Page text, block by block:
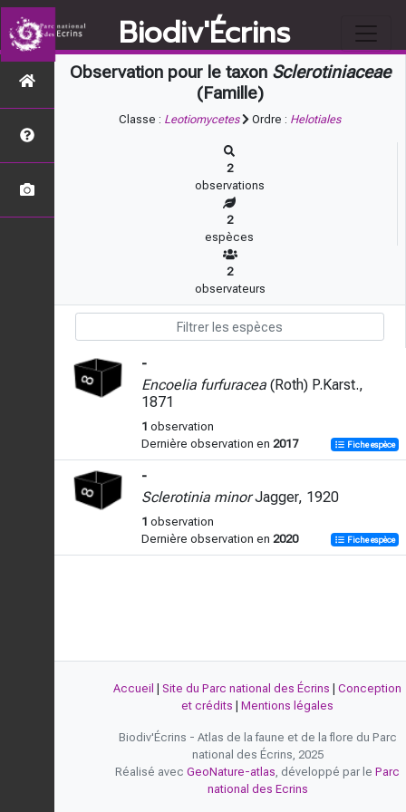
Biodiv'Écrins
Observation pour le taxon Sclerotiniaceae
(Famille)
Classe : Leotiomycetes Ordre : Helotiales
2
observations
2
espèces
2
observateurs
-
Encoelia furfuracea (Roth) P.Karst.,
1871
1 observation
Dernière observation en 2017 Fiche espèce
-
Sclerotinia minorJagger, 1920
1 observation
Dernière observation en 2020 Fiche espèce
Accueil Site du Parc national des Écrins
Conception
et crédits
Mentions légales
Biodiv'Écrins - Atlas de la faune et de la flore du Parc
national des Écrins, 2025
Réalisé avec GeoNature-atlas, développé par le Parc
national des Ecrins